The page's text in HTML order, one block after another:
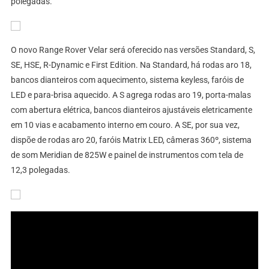
O novo Range Rover Velar será oferecido nas versões Standard, S,
SE, HSE, R-Dynamic e First Edition. Na Standard, há rodas aro 18,
bancos dianteiros com aquecimento, sistema keyless, faróis de
LED e para-brisa aquecido. A S agrega rodas aro 19, porta-malas
com abertura elétrica, bancos dianteiros ajustáveis eletricamente
em 10 vias e acabamento interno em couro. A SE, por sua vez,
dispõe de rodas aro 20, faróis Matrix LED, câmeras 360º, sistema
de som Meridian de 825W e painel de instrumentos com tela de
12,3 polegadas.